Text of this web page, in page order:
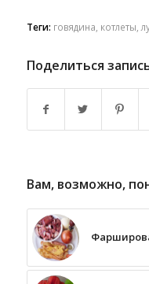
Теги: говядина котлеты
Поделиться
Вам, возможно,